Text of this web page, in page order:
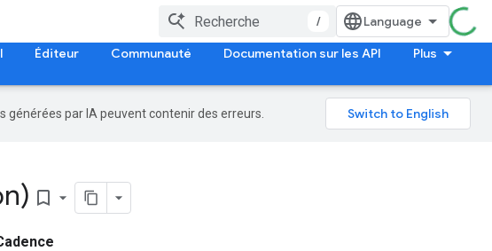
/
Éditeur Communauté Documentation sur les API Plus
par IA peuvent contenir des erreurs.
bookmark_border